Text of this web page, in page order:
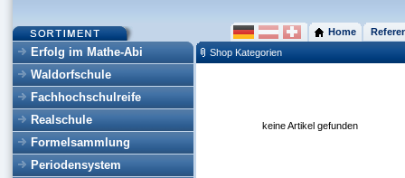
Erfolg im Mathe-Abi
Waldorfschule
Fachhochschulreife
Realschule
Formelsammlung
Periodensystem
Home
Shop Kategorien
keine Artikel gefunden